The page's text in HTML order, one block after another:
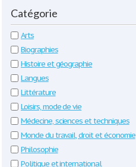
Catégorie
Arts
Biographies
Histoire et géographie
Langues
Littérature
Loisirs, mode de vie
Médecine, sciences et techniques
Monde du travail, droit et économie
Philosophie
Politique et international